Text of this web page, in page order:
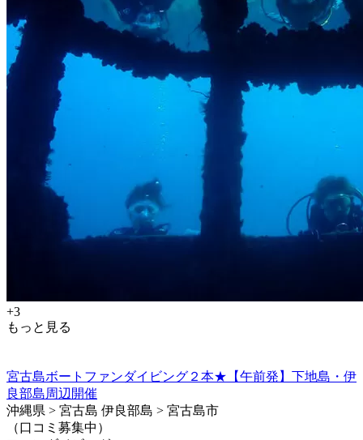
+3
もっと見る
宮古島ボートファンダイビング２本★【午前発】下地島・伊
良部島周辺開催
沖縄県 > 宮古島 伊良部島 > 宮古島市
（口コミ募集中）